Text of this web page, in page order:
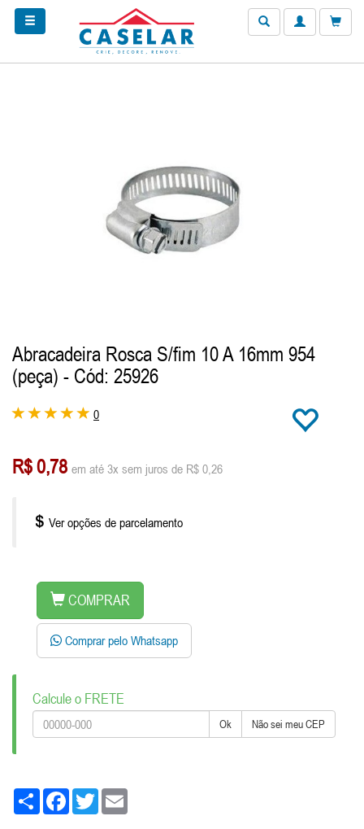
Abracadeira Rosca S/fim 10 A 16mm 954
(peça) - Cód: 25926
0
R$ 0,78 em até 3x sem juros de R$ 0,26
Ver opções de parcelamento
COMPRAR
Comprar pelo Whatsapp
Calcule o FRETE
Ok Não sei meu CEP
Share FacebookTwitter